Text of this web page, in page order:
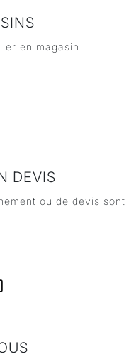
en magasin
DEVIS
ou de devis sont